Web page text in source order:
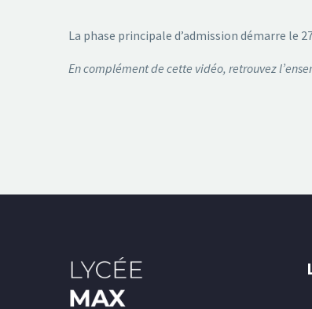
La phase principale d’admission démarre le
En complément de cette vidéo, retrouvez